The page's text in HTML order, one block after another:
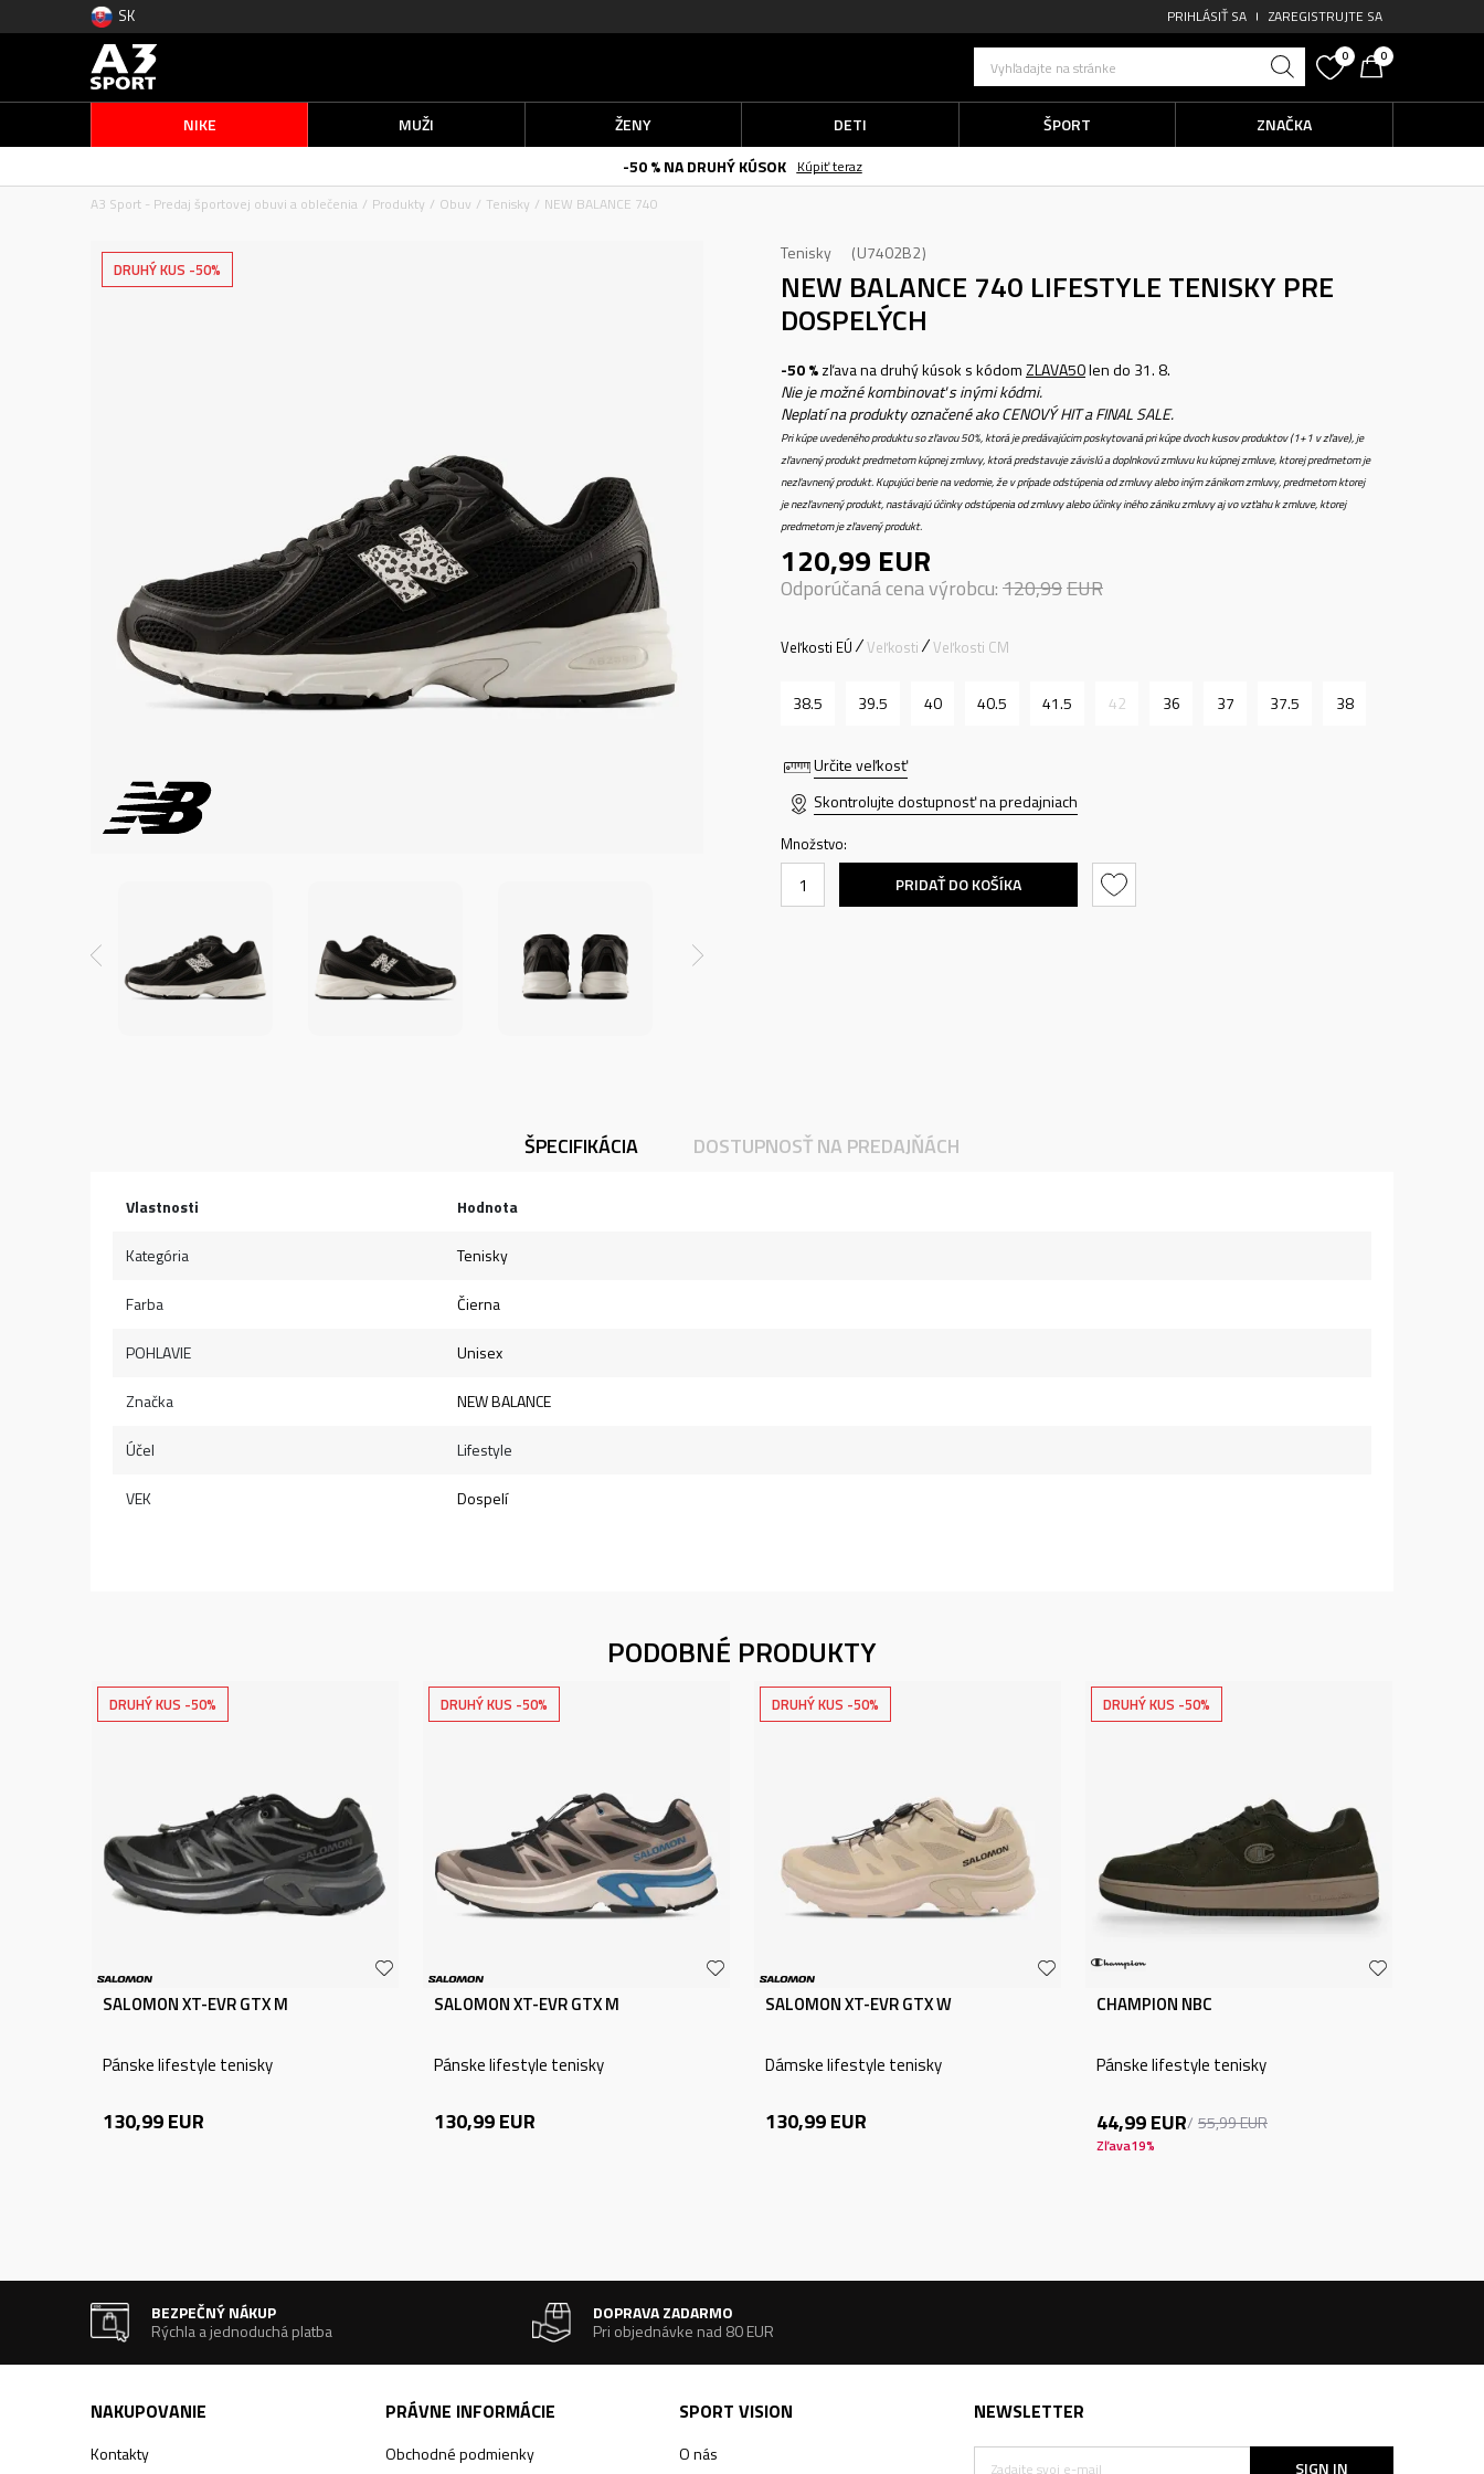
SK PRIHLÁSIŤ SA ZAREGISTRUJTE SA
Vyhľadajte na stránke
0 0
NIKE MUŽI ŽENY DETI ŠPORT
ZNAČKA
-50 % NA DRUHÝ KÚSOK
Kúpiť teraz
A3 Sport - Predaj športovej obuvi a oblečenia
Produkty Obuv Tenisky NEW BALANCE 740
DRUHÝ KUS -50%
Tenisky U7402B2
NEW BALANCE 740 LIFESTYLE TENISKY PRE
DOSPELÝCH
-50 %zľava na druhý kúsok s kódomZLAVA50len do 31. 8.
Nie je možné kombinovať s inými kódmi.
Neplatí na produkty označené ako CENOVÝ HIT a FINAL SALE.
Pri kúpe uvedeného produktu so zľavou 50%, ktorá je predávajúcim poskytovaná pri kúpe dvoch kusov produktov (1+1 v zľave), je
zľavnený produkt predmetom kúpnej zmluvy, ktorá predstavuje závislú a doplnkovú zmluvu ku kúpnej zmluve, ktorej predmetom je
nezľavnený produkt. Kupujúci berie na vedomie, že v prípade odstúpenia od zmluvy alebo iným zánikom zmluvy, predmetom ktorej
je nezľavnený produkt, nastávajú účinky odstúpenia od zmluvy alebo účinky iného zániku zmluvy aj vo vzťahu k zmluve, ktorej
predmetom je zľavený produkt.
120,99 EUR
Odporúčaná cena výrobcu:120,99EUR
Určite veľkosť
Veľkosti EÚ Veľkosti Veľkosti CM
38.5 39.5 40 40.5 41.5 42 36 37 37.5 38
Skontrolujte dostupnosť na predajniach
Množstvo:
PRIDAŤ DO KOŠÍKA
ŠPECIFIKÁCIA DOSTUPNOSŤ NA PREDAJŇÁCH
Vlastnosti Hodnota
Kategória Tenisky
Farba Čierna
POHLAVIE Unisex
Značka NEW BALANCE
Účel Lifestyle
VEK Dospelí
PODOBNÉ PRODUKTY
DRUHÝ KUS -50%
SALOMON XT-EVR GTX M
Pánske lifestyle tenisky
130,99EUR
DRUHÝ KUS -50%
SALOMON XT-EVR GTX M
Pánske lifestyle tenisky
130,99EUR
DRUHÝ KUS -50%
SALOMON XT-EVR GTX W
Dámske lifestyle tenisky
130,99EUR
DRUHÝ KUS -50%
CHAMPION NBC
Pánske lifestyle tenisky
44,99EUR 55,99EUR
Zľava19%
BEZPEČNÝ NÁKUP
Rýchla a jednoduchá platba
DOPRAVA ZADARMO
Pri objednávke nad 80 EUR
NAKUPOVANIE
Kontakty
PRÁVNE INFORMÁCIE
Obchodné podmienky
SPORT VISION
O nás
NEWSLETTER
SIGN IN